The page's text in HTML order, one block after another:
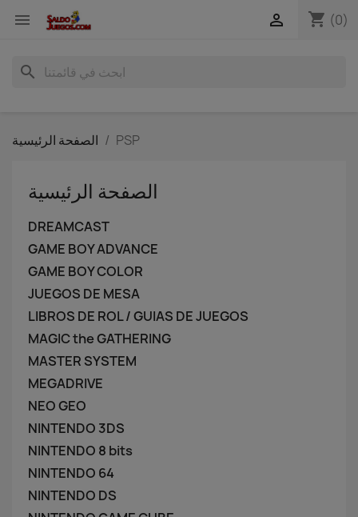
 shopping_cart (0)

search
الصفحة الرئيسية PSP
الصفحة الرئيسية
DREAMCAST
GAME BOY ADVANCE
GAME BOY COLOR
JUEGOS DE MESA
LIBROS DE ROL / GUIAS DE JUEGOS
MAGIC the GATHERING
MASTER SYSTEM
MEGADRIVE
NEO GEO
NINTENDO 3DS
NINTENDO 8 bits
NINTENDO 64
NINTENDO DS